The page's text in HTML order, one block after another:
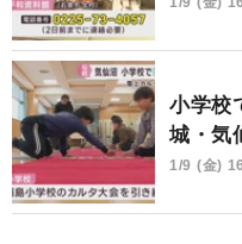
小学校
城・気
1/9 (金)